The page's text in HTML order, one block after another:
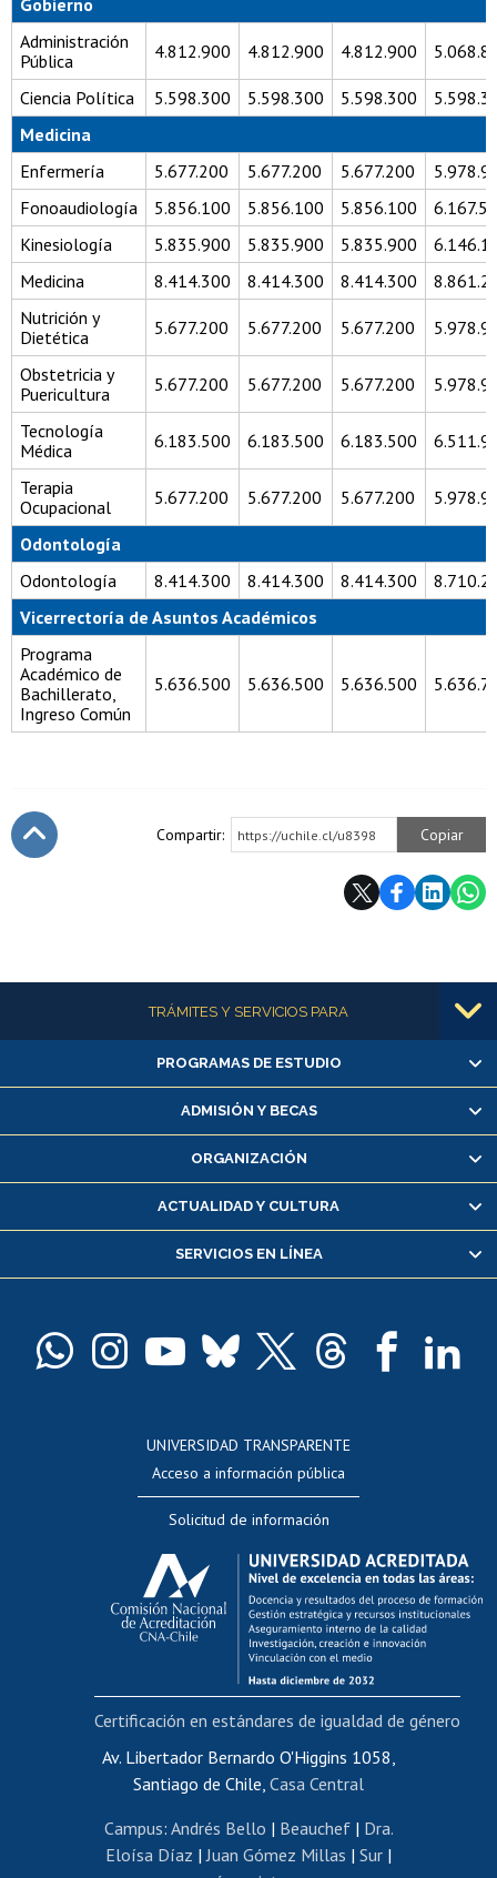
Gobierno
Administración
Pública
4.812.900 4.812.900 4.812.900
Ciencia Política 5.598.300 5.598.300 5.598.300
Medicina
Enfermería
5.677.200 5.677.200 5.677.200
Fonoaudiología
5.856.100 5.856.100 5.856.100
Kinesiología
5.835.900 5.835.900 5.835.900
Medicina
8.414.300 8.414.300 8.414.300
Nutrición y
Dietética
5.677.200 5.677.200 5.677.200
Obstetricia y
Puericultura
5.677.200 5.677.200 5.677.200
Tecnología
Médica
6.183.500 6.183.500 6.183.500
Terapia
Ocupacional
5.677.200 5.677.200 5.677.200
Odontología
Odontología
8.414.300 8.414.300 8.414.300
Vicerrectoría de Asuntos Académicos
Programa
Académico de
Bachillerato,
Ingreso Común
5.636.500 5.636.500 5.636.500
Compartir: https://uchile.cl/u8398 Copiar
Más informaciónTRÁMITES Y SERVICIOS PARA
Alumnas/os y exalumnas/os
Matrícula en línea
Inscripción y cambio de asignaturas
Consulta y certificado de notas
Servicio médico y dental
Pago de arancel y crédito alumnos
Docentes
Evaluación docente
Calificación académica
Postulación al AUCAI
Funcionarias/os
Cursos internos de capacitación
Bienestar del personal
Portal de movilidad interna
Certificado de renta
Certificado de renta honorarios
Editar páginas blancas
PROGRAMAS DE ESTUDIO
ADMISIÓN Y BECAS
ORGANIZACIÓN
ACTUALIDAD Y CULTURA
SERVICIOS EN LÍNEA
UNIVERSIDAD TRANSPARENTE
Acceso a información pública
Solicitud de información
Av. Libertador Bernardo O'Higgins 1058,
Santiago de Chile, Casa Central
Campus: Andrés Bello | Beauchef| Dra.
Eloísa Díaz |Juan Gómez Millas | Sur |
Certificación en estándares de igualdad de género